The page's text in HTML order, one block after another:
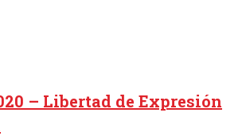
– Libertad de Expresión